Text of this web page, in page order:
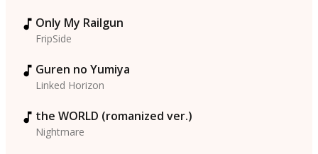
Only My Railgun
FripSide
Guren no Yumiya
Linked Horizon
the WORLD (romanized ver.)
Nightmare